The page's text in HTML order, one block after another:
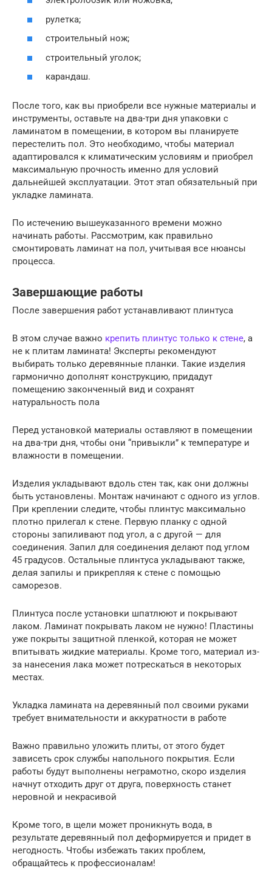
рулетка;
строительный нож;
строительный уголок;
карандаш.
После того, как вы приобрели все нужные материалы и
инструменты, оставьте на два-три дня упаковки с
ламинатом в помещении, в котором вы планируете
перестелить пол. Это необходимо, чтобы материал
адаптировался к климатическим условиям и приобрел
максимальную прочность именно для условий
дальнейшей эксплуатации. Этот этап обязательный при
укладке ламината.
По истечению вышеуказанного времени можно
начинать работы. Рассмотрим, как правильно
смонтировать ламинат на пол, учитывая все нюансы
процесса.
Завершающие работы
После завершения работ устанавливают плинтуса
В этом случае важно крепить плинтус только к стене, а
не к плитам ламината! Эксперты рекомендуют
выбирать только деревянные планки. Такие изделия
гармонично дополнят конструкцию, придадут
помещению законченный вид и сохранят
натуральность пола
Перед установкой материалы оставляют в помещении
на два-три дня, чтобы они “привыкли” к температуре и
влажности в помещении.
Изделия укладывают вдоль стен так, как они должны
быть установлены. Монтаж начинают с одного из углов.
При креплении следите, чтобы плинтус максимально
плотно прилегал к стене. Первую планку с одной
стороны запиливают под угол, а с другой — для
соединения. Запил для соединения делают под углом
45 градусов. Остальные плинтуса укладывают также,
делая запилы и прикрепляя к стене с помощью
саморезов.
Плинтуса после установки шпатлюют и покрывают
лаком. Ламинат покрывать лаком не нужно! Пластины
уже покрыты защитной пленкой, которая не может
впитывать жидкие материалы. Кроме того, материал из-
за нанесения лака может потрескаться в некоторых
местах.
Укладка ламината на деревянный пол своими руками
требует внимательности и аккуратности в работе
Важно правильно уложить плиты, от этого будет
зависеть срок службы напольного покрытия. Если
работы будут выполнены неграмотно, скоро изделия
начнут отходить друг от друга, поверхность станет
неровной и некрасивой
Кроме того, в щели может проникнуть вода, в
результате деревянный пол деформируется и придет в
негодность. Чтобы избежать таких проблем,
обращайтесь к профессионалам!